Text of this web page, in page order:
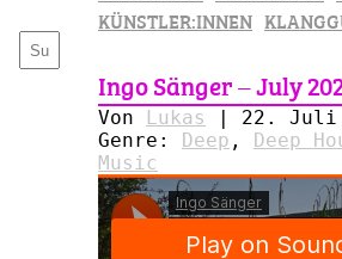
KÜNSTLER:INNEN
Ingo Sänger – July
Von Lukas | 22. Juli
Genre:
Deep , Deep
Music